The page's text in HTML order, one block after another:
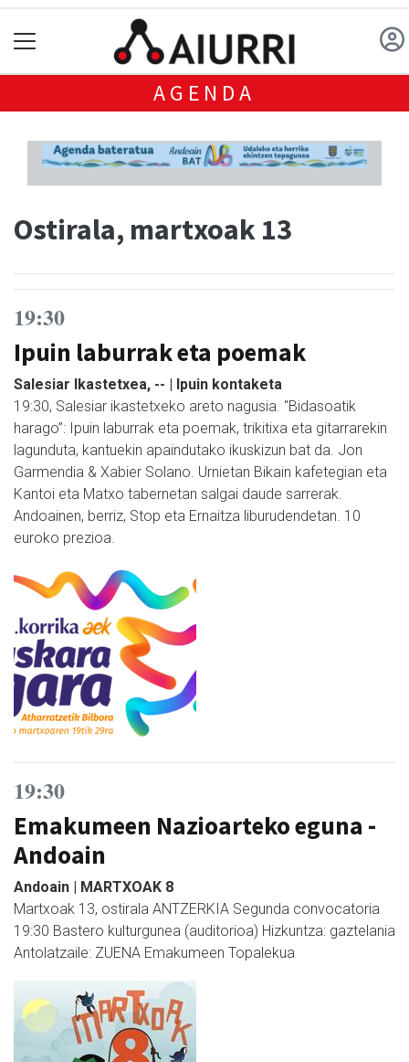
AGENDA
Ostirala, martxoak 13
19:30
Ipuin laburrak eta poemak
Salesiar Ikastetxea, -- | Ipuin kontaketa
19:30, Salesiar ikastetxeko areto nagusia. "Bidasoatik
harago”: Ipuin laburrak eta poemak, trikitixa eta gitarrarekin
lagunduta, kantuekin apaindutako ikuskizun bat da. Jon
Garmendia & Xabier Solano. Urnietan Bikain kafetegian eta
Kantoi eta Matxo tabernetan salgai daude sarrerak.
Andoainen, berriz, Stop eta Ernaitza liburudendetan. 10
euroko prezioa.
19:30
Emakumeen Nazioarteko eguna -
Andoain
Andoain | MARTXOAK 8
Martxoak 13, ostirala ANTZERKIA Segunda convocatoria
19:30 Bastero kulturgunea (auditorioa) Hizkuntza: gaztelania
Antolatzaile: ZUENA Emakumeen Topalekua